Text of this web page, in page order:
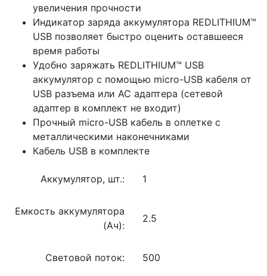
увеличения прочности
Индикатор заряда аккумулятора REDLITHIUM™
USB позволяет быстро оценить оставшееся
время работы
Удобно заряжать REDLITHIUM™ USB
аккумулятор с помощью micro-USB кабеля от
USB разъема или AC адаптера (сетевой
адаптер в комплект не входит)
Прочный micro-USB кабель в оплетке с
металлическими наконечниками
Кабель USB в комплекте
Аккумулятор, шт.: 1
Емкость аккумулятора
(Ач):
2.5
Световой поток: 500